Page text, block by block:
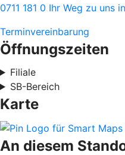
0711 181 0 Ihr Weg zu uns
Terminvereinbarung
Öffnungszeiten
Filiale
SB-Bereich
Karte
An diesem